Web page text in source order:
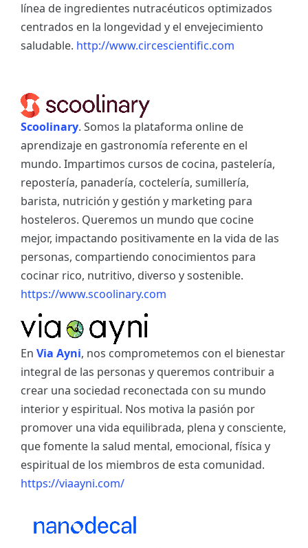
línea de ingredientes nutracéuticos optimizados
centrados en la longevidad y el envejecimiento
saludable. http://www.circescientific.com
Scoolinary. Somos la plataforma online de
aprendizaje en gastronomía referente en el
mundo. Impartimos cursos de cocina, pastelería,
repostería, panadería, coctelería, sumillería,
barista, nutrición y gestión y marketing para
hosteleros. Queremos un mundo que cocine
mejor, impactando positivamente en la vida de las
personas, compartiendo conocimientos para
cocinar rico, nutritivo, diverso y sostenible.
https://www.scoolinary.com
En Via Ayni, nos comprometemos con el bienestar
integral de las personas y queremos contribuir a
crear una sociedad reconectada con su mundo
interior y espiritual. Nos motiva la pasión por
promover una vida equilibrada, plena y consciente,
que fomente la salud mental, emocional, física y
espiritual de los miembros de esta comunidad.
https://viaayni.com/